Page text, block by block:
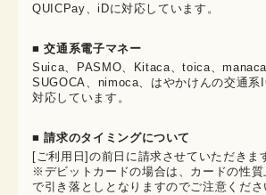
QUICPay、iDに対応しています。
■ 交通系電子マネー
Suica、PASMO、Kitaca、toica、manaca
SUGOCA、nimoca、はやかけんの交通系
対応しています。
■ 請求のタイミングについて
[ご利用日]の前日に請求させていただきま
※デビットカードの場合は、カードの性質
で引き落としとなりますのでご注意くださ